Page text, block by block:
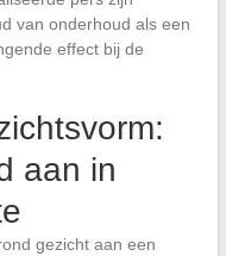
van onderhoud als een
effect bij de
aan in
gezicht aan een